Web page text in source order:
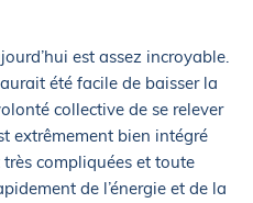
est assez incroyable.
été facile de baisser la
collective de se relever
extrêmement bien intégré
compliquées et toute
de l’énergie et de la